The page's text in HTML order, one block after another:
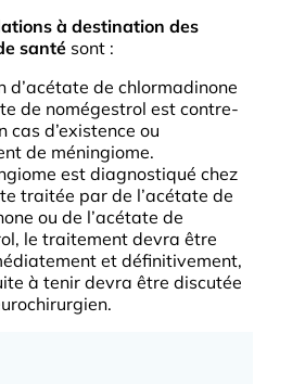
à destination des
santé sont :
d’acétate de chlormadinone
de nomégestrol est contre-
cas d’existence ou
de méningiome.
est diagnostiqué chez
traitée par de l’acétate de
ou de l’acétate de
le traitement devra être
et définitivement,
à tenir devra être discutée